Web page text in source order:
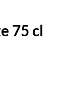
75 cl